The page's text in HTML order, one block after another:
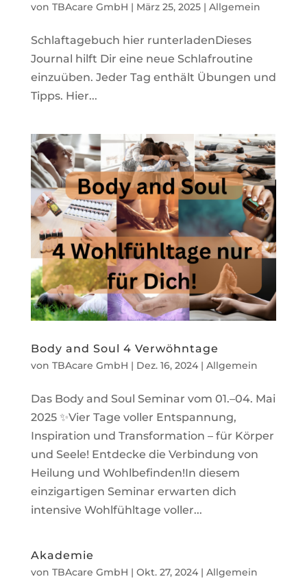
von TBAcare GmbH | März 25, 2025| Allgemein
Schlaftagebuch hier runterladenDieses
Journal hilft Dir eine neue Schlafroutine
einzuüben. Jeder Tag enthält Übungen und
Tipps. Hier...
Body and Soul 4 Verwöhntage
von TBAcare GmbH | Dez. 16, 2024| Allgemein
Das Body and Soul Seminar vom 01.–04. Mai
2025 ✨Vier Tage voller Entspannung,
Inspiration und Transformation – für Körper
und Seele! Entdecke die Verbindung von
Heilung und Wohlbefinden!In diesem
einzigartigen Seminar erwarten dich
intensive Wohlfühltage voller...
Akademie
von TBAcare GmbH | Okt. 27, 2024| Allgemein